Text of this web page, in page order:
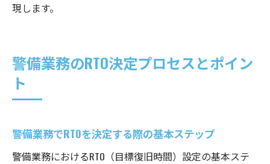
現します。
警備業務のRTO決定プロセスとポイン
ト
警備業務でRTOを決定する際の基本ステップ
警備業務におけるRTO（目標復旧時間）設定の基本ステ